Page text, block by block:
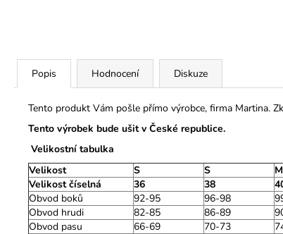
Popis Hodnocení Diskuze
Tento produkt Vám pošle přímo výrobce, firma Martina.
Tento výrobek bude ušit v České republice.
Velikostní tabulka
Velikost
S S M
Velikost číselná
36 38
Obvod boků
92-95 96-98
Obvod hrudi
82-85 86-89
Obvod pasu
66-69 70-73